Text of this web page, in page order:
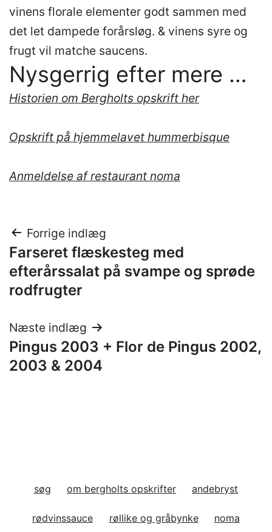
vinens florale elementer godt sammen med
det let dampede forårsløg. & vinens syre og
frugt vil matche saucens.
Nysgerrig efter mere …
Historien om Bergholts opskrift her
Opskrift på hjemmelavet hummerbisque
Anmeldelse af restaurant noma
Indlægsnavigation
Forrige indlæg
Farseret flæskesteg med
efterårssalat på svampe og sprøde
rodfrugter
Næste indlæg
Pingus 2003 + Flor de Pingus 2002,
2003 & 2004
søg om bergholts opskrifter andebryst
rødvinssauce røllike og gråbynke noma